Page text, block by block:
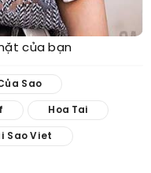
của bạn
Sao
Hoa Tai
Sao Viet